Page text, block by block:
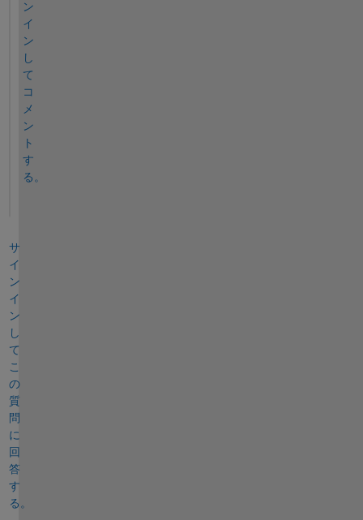
ン
イ
ン
し
て
コ
メ
ン
ト
す
る。
サ
イ
ン
イ
ン
し
て
こ
の
質
問
に
回
答
す
る。